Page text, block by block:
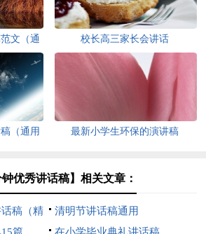
文（通
校长高三家长会讲话
（通用
最新小学生环保的演讲稿
优秀讲话稿】相关文章：
稿（精
清明节讲话稿通用
篇
在小学毕业典礼讲话稿